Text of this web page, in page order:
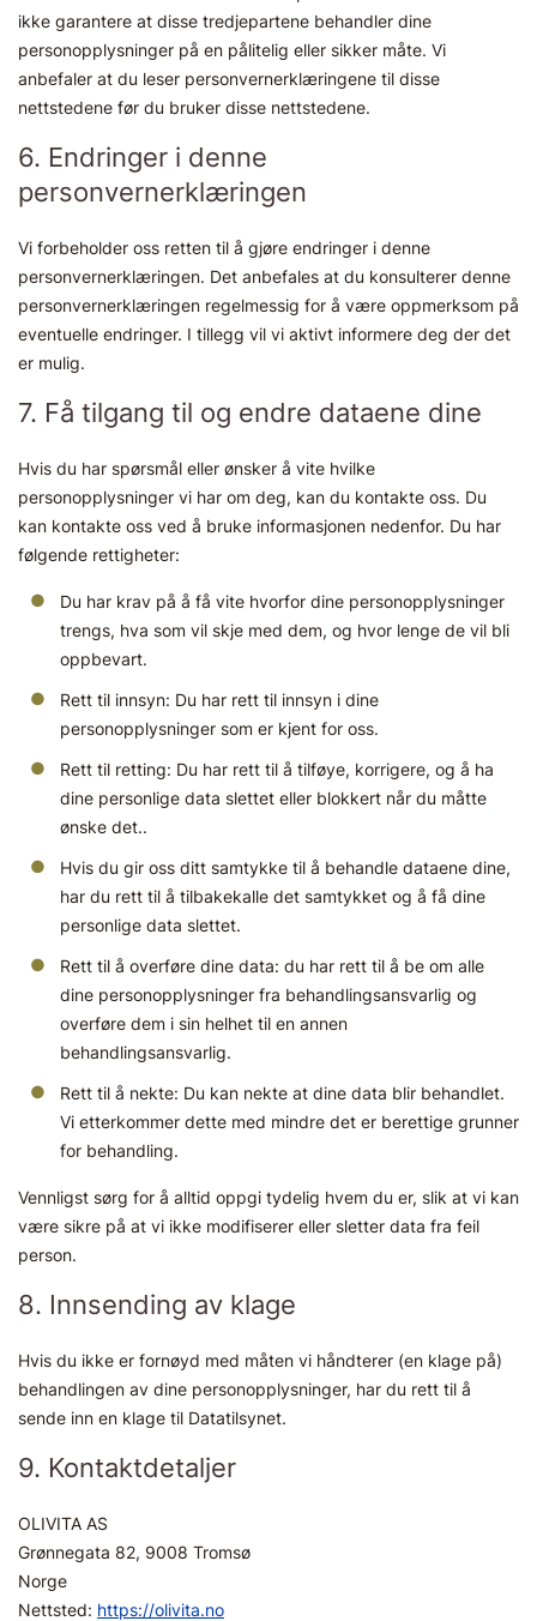
ikke garantere at disse tredjepartene behandler dine
personopplysninger på en pålitelig eller sikker måte. Vi
anbefaler at du leser personvernerklæringene til disse
nettstedene før du bruker disse nettstedene.
6. Endringer i denne
personvernerklæringen
Vi forbeholder oss retten til å gjøre endringer i denne
personvernerklæringen. Det anbefales at du konsulterer denne
personvernerklæringen regelmessig for å være oppmerksom på
eventuelle endringer. I tillegg vil vi aktivt informere deg der det
er mulig.
7. Få tilgang til og endre dataene dine
Hvis du har spørsmål eller ønsker å vite hvilke
personopplysninger vi har om deg, kan du kontakte oss. Du
kan kontakte oss ved å bruke informasjonen nedenfor. Du har
følgende rettigheter:
Du har krav på å få vite hvorfor dine personopplysninger
trengs, hva som vil skje med dem, og hvor lenge de vil bli
oppbevart.
Rett til innsyn: Du har rett til innsyn i dine
personopplysninger som er kjent for oss.
Rett til retting: Du har rett til å tilføye, korrigere, og å ha
dine personlige data slettet eller blokkert når du måtte
ønske det..
Hvis du gir oss ditt samtykke til å behandle dataene dine,
har du rett til å tilbakekalle det samtykket og å få dine
personlige data slettet.
Rett til å overføre dine data: du har rett til å be om alle
dine personopplysninger fra behandlingsansvarlig og
overføre dem i sin helhet til en annen
behandlingsansvarlig.
Rett til å nekte: Du kan nekte at dine data blir behandlet.
Vi etterkommer dette med mindre det er berettige grunner
for behandling.
Vennligst sørg for å alltid oppgi tydelig hvem du er, slik at vi kan
være sikre på at vi ikke modifiserer eller sletter data fra feil
person.
8. Innsending av klage
Hvis du ikke er fornøyd med måten vi håndterer (en klage på)
behandlingen av dine personopplysninger, har du rett til å
sende inn en klage til Datatilsynet.
9. Kontaktdetaljer
OLIVITA AS
Grønnegata 82, 9008 Tromsø
Norge
Nettsted: https://olivita.no